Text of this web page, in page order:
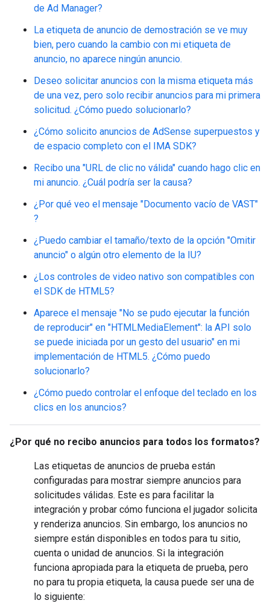
de Ad Manager?
La etiqueta de anuncio de demostración se ve muy
bien, pero cuando la cambio con mi etiqueta de
anuncio, no aparece ningún anuncio.
Deseo solicitar anuncios con la misma etiqueta más
de una vez, pero solo recibir anuncios para mi primera
solicitud. ¿Cómo puedo solucionarlo?
¿Cómo solicito anuncios de AdSense superpuestos y
de espacio completo con el IMA SDK?
Recibo una "URL de clic no válida" cuando hago clic en
mi anuncio. ¿Cuál podría ser la causa?
¿Por qué veo el mensaje "Documento vacío de VAST"
?
¿Puedo cambiar el tamaño/texto de la opción "Omitir
anuncio" o algún otro elemento de la IU?
¿Los controles de video nativo son compatibles con
el SDK de HTML5?
Aparece el mensaje "No se pudo ejecutar la función
de reproducir" en "HTMLMediaElement": la API solo
se puede iniciada por un gesto del usuario" en mi
implementación de HTML5. ¿Cómo puedo
solucionarlo?
¿Cómo puedo controlar el enfoque del teclado en los
clics en los anuncios?
¿Por qué no recibo anuncios para todos los formatos?
Las etiquetas de anuncios de prueba están
configuradas para mostrar siempre anuncios para
solicitudes válidas. Este es para facilitar la
integración y probar cómo funciona el jugador solicita
y renderiza anuncios. Sin embargo, los anuncios no
siempre están disponibles en todos para tu sitio,
cuenta o unidad de anuncios. Si la integración
funciona apropiada para la etiqueta de prueba, pero
no para tu propia etiqueta, la causa puede ser una de
lo siguiente: